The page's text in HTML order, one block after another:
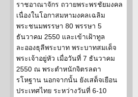
ราชอาณาจักร ถวายพระพรชัยมงคล
เนื่องในโอกาสมหามงคลเฉลิม
พระชนมพรรษา 80 พรรษา 5
ธันวาคม 2550 และเข้าเฝ้าทูล
ละอองธุลีพระบาท พระบาทสมเด็จ
พระเจ้าอยู่หัว เมื่อวันที่ 7 ธันวาคม
2550 ณ พระตำหนักจิตรลดา
รโหฐาน นอกจากนั้น ยังเสด็จเยือน
ประเทศไทย ระหว่างวันที่ 6-10